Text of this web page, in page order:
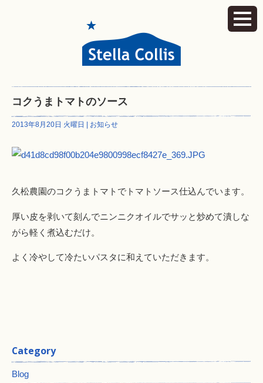
コクうまトマトのソース
2013年8月20日 火曜日 | お知らせ
久松農園のコクうまトマトでトマトソース仕込んでいます。
厚い皮を剥いて刻んでニンニクオイルでサッと炒めて潰しな
がら軽く煮込むだけ。
よく冷やして冷たいパスタに和えていただきます。
Category
Blog